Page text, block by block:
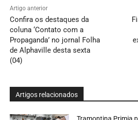
Artigo anterior
Confira os destaques da
coluna ‘Contato com a
Propaganda’ no jornal Folha
de Alphaville desta sexta
(04)
Artigos relacionados